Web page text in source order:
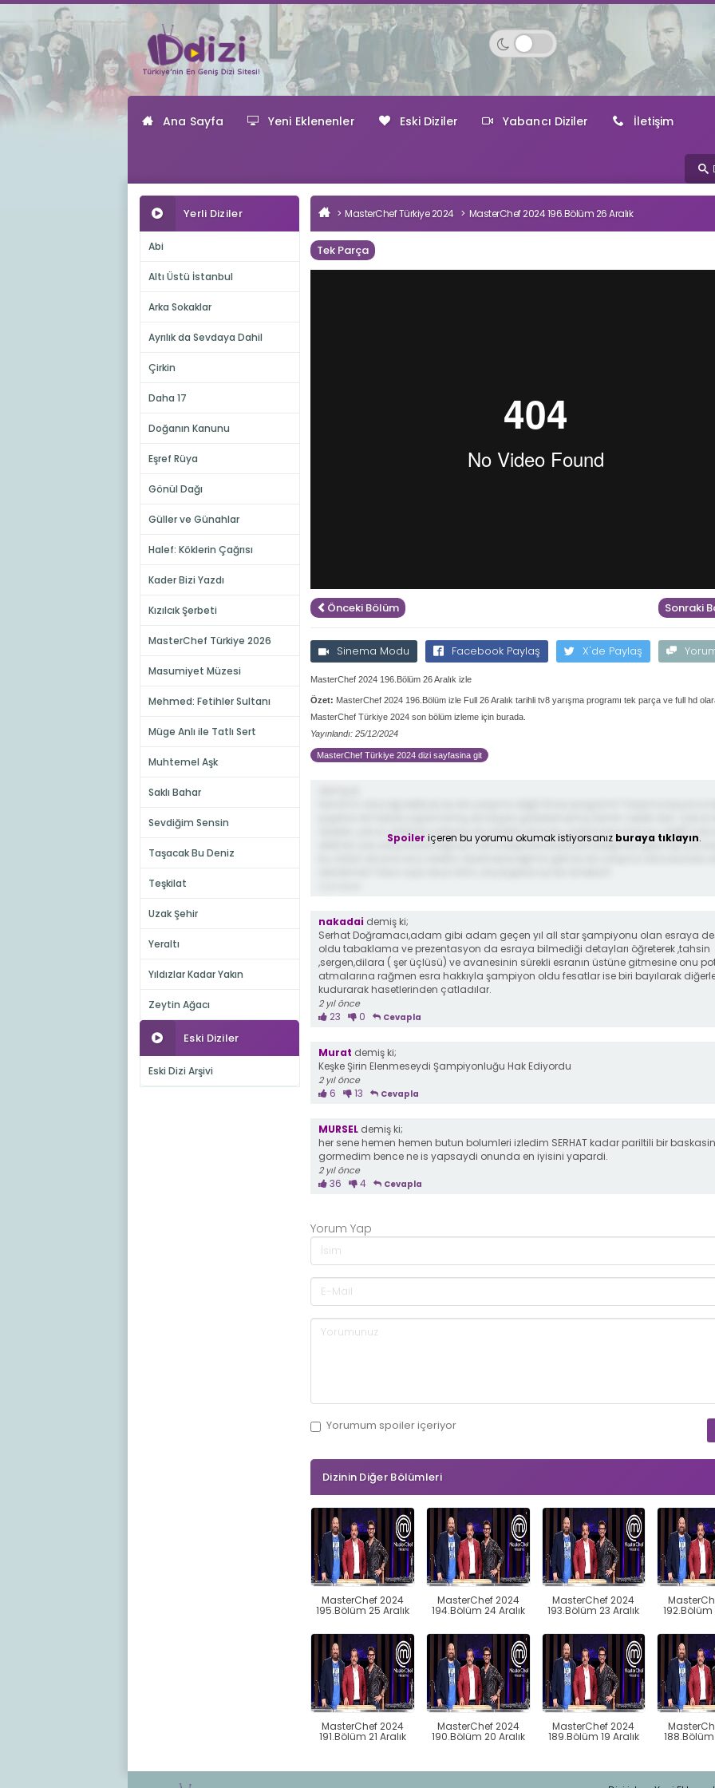
Ana Sayfa Yeni Eklenenler Eski Diziler Yabancı Diziler İletişim
Yerli Diziler
Abi
Altı Üstü İstanbul
Arka Sokaklar
Ayrılık da Sevdaya Dahil
Çirkin
Daha 17
Doğanın Kanunu
Eşref Rüya
Gönül Dağı
Güller ve Günahlar
Halef: Köklerin Çağrısı
Kader Bizi Yazdı
Kızılcık Şerbeti
MasterChef Türkiye 2026
Masumiyet Müzesi
Mehmed: Fetihler Sultanı
Müge Anlı ile Tatlı Sert
Muhtemel Aşk
Saklı Bahar
Sevdiğim Sensin
Taşacak Bu Deniz
Teşkilat
Uzak Şehir
Yeraltı
Yıldızlar Kadar Yakın
Zeytin Ağacı
Eski Diziler
Eski Dizi Arşivi
MasterChef Türkiye 2024 MasterChef 2024 196.Bölüm 26 Aralık
Tek Parça
Önceki Bölüm Sonraki
Sinema Modu Facebook Paylaş X'de Paylaş
MasterChef 2024 196.Bölüm 26 Aralık izle
Özet: MasterChef 2024 196.Bölüm izle Full 26 Aralık tarihli tv8 yarışma programı tek parça ve full hd
MasterChef Türkiye 2024 son bölüm izleme için burada.
Yayınlandı: 25/12/2024
MasterChef Türkiye 2024 dizi sayfasina git
olabilir, çok iyi yerlerde çalışmış da olabilir ama bu yarışmanın konusu değil! Çok
atlet bir çok yarışı kazandığı için son yarışında kazanamadığında geçmişi çok
Spoiler içeren bu yorumu okumak istiyorsanız buraya tıklayın.
nakadai demiş ki;
Serhat Doğramacı,adam gibi adam geçen yıl all star şampiyonu olan esraya
oldu tabaklama ve prezentasyon da esraya bilmediği detayları öğreterek ,tahsin
,sergen,dilara ( şer üçlüsü) ve avanesinin sürekli esranın üstüne gitmesine onu
atmalarına rağmen esra hakkıyla şampiyon oldu fesatlar ise biri bayılarak
kudurarak hasetlerinden çatladılar.
2 yıl önce
23 0 Cevapla
Murat demiş ki;
Keşke Şirin Elenmeseydi Şampiyonluğu Hak Ediyordu
2 yıl önce
6 13 Cevapla
MURSEL demiş ki;
her sene hemen hemen butun bolumleri izledim SERHAT kadar pariltili bir
gormedim bence ne is yapsaydi onunda en iyisini yapardi.
2 yıl önce
36 4 Cevapla
Yorum Yap
Yorumum spoileriçeriyor
Dizinin Diğer Bölümleri
MasterChef 2024
195.Bölüm 25 Aralık
MasterChef 2024
194.Bölüm 24 Aralık
MasterChef 2024
193.Bölüm 23 Aralık 192.Bölüm
MasterChef 2024
191.Bölüm 21 Aralık
MasterChef 2024
190.Bölüm 20 Aralık
MasterChef 2024
189.Bölüm 19 Aralık 188.Bölüm